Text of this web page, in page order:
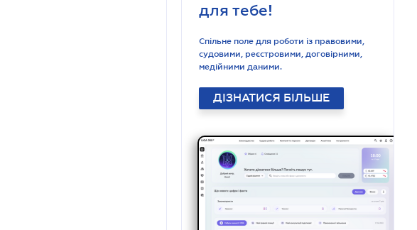
для тебе!
Спільне поле для роботи із правовими,
судовими, реєстровими, договірними,
медійними даними.
ДІЗНАТИСЯ БІЛЬШЕ